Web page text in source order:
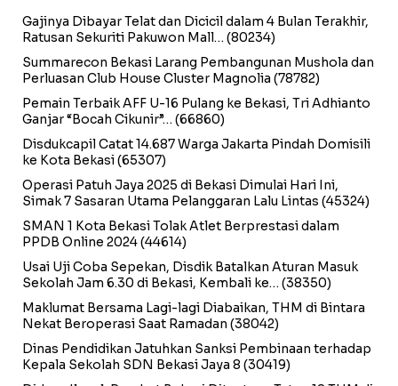
Gajinya Dibayar Telat dan Dicicil dalam 4 Bulan Terakhir,
Ratusan Sekuriti Pakuwon Mall… (80234)
Summarecon Bekasi Larang Pembangunan Mushola dan
Perluasan Club House Cluster Magnolia (78782)
Pemain Terbaik AFF U-16 Pulang ke Bekasi, Tri Adhianto
Ganjar “Bocah Cikunir”… (66860)
Disdukcapil Catat 14.687 Warga Jakarta Pindah Domisili
ke Kota Bekasi(65307)
Operasi Patuh Jaya 2025 di Bekasi Dimulai Hari Ini,
Simak 7 Sasaran Utama Pelanggaran Lalu Lintas (45324)
SMAN 1 Kota Bekasi Tolak Atlet Berprestasi dalam
PPDB Online 2024(44614)
Usai Uji Coba Sepekan, Disdik Batalkan Aturan Masuk
Sekolah Jam 6.30 di Bekasi, Kembali ke… (38350)
Maklumat Bersama Lagi-lagi Diabaikan, THM di Bintara
Nekat Beroperasi Saat Ramadan (38042)
Dinas Pendidikan Jatuhkan Sanksi Pembinaan terhadap
Kepala Sekolah SDN Bekasi Jaya 8 (30419)